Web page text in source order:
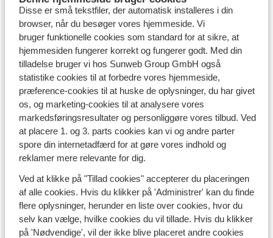
Disse er små tekstfiler, der automatisk installeres i din
browser, når du besøger vores hjemmeside. Vi
bruger funktionelle cookies som standard for at sikre, at
hjemmesiden fungerer korrekt og fungerer godt. Med din
tilladelse bruger vi hos Sunweb Group GmbH også
statistike cookies til at forbedre vores hjemmeside,
præference-cookies til at huske de oplysninger, du har givet
os, og marketing-cookies til at analysere vores
markedsføringsresultater og personliggøre vores tilbud. Ved
at placere 1. og 3. parts cookies kan vi og andre parter
spore din internetadfærd for at gøre vores indhold og
reklamer mere relevante for dig.
Ved at klikke på "Tillad cookies" accepterer du placeringen
af alle cookies. Hvis du klikker på 'Administrer' kan du finde
flere oplysninger, herunder en liste over cookies, hvor du
selv kan vælge, hvilke cookies du vil tillade. Hvis du klikker
på 'Nødvendige', vil der ikke blive placeret andre cookies
feriestemning.
Kombinér sommerens badeferie med en eller flere ture
til nogle af Sydeuropas bedste golfbaner. Planlæg en
golfrejse ivinterferientil Tenerife eller Egypten eller
brug din påskeferie ellerefterårsferiepå en golfbane i
Portugal ellerTyrkiet.
Har du spørgsmål til din golfferie?
Uanset om du booker din golfrejse gennem Sunweb
eller et andet sted, så har du muligvis en række
spørgsmål, som du gerne vil have svar på, inden du
hjælpe dig, så du undgår ubehagelige overraskelser.
Booker du din golfferie gennem Sunweb, så er vi med
dig hele vejen, og hvis du har nogle spørgsmål til alt fra
transport, hotel og golfbane, så må du ikke tøve med at